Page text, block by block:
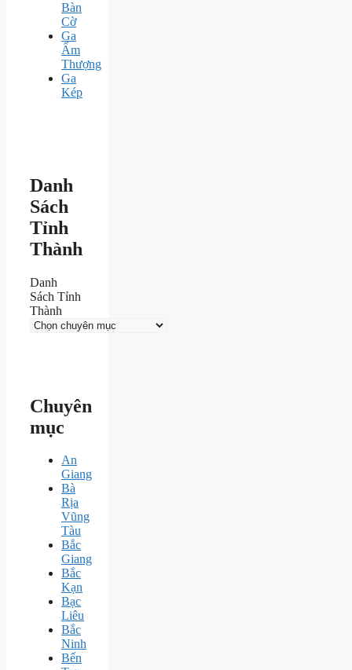
Bàn
Cờ
Ga
Ấm
Thượng
Ga
Kép
Danh
Sách
Tỉnh
Thành
Danh
Sách Tỉnh
Thành
Chuyên
mục
An
Giang
Bà
Rịa
Vũng
Tàu
Bắc
Giang
Bắc
Kạn
Bạc
Liêu
Bắc
Ninh
Bến